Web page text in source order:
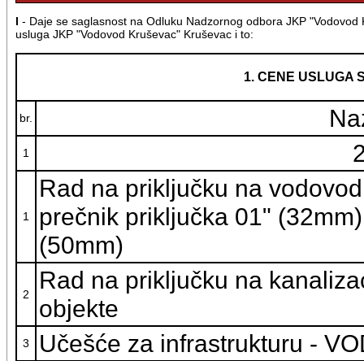
I - Daje se saglasnost na Odluku Nadzornog odbora JKP
usluga JKP "Vodovod Kruševac" Kruševac i to:
1. CENE USLUGA
br.
1
1
Rad na priključku na
prečnik priključka 01"
(50mm)
2
Rad na priključku na
objekte
3 Učešće za infrastrukturu -